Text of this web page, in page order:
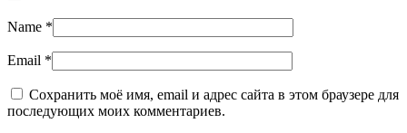
Name *
Email *
Сохранить моё имя, email и адрес сайта в этом браузере для
последующих моих комментариев.